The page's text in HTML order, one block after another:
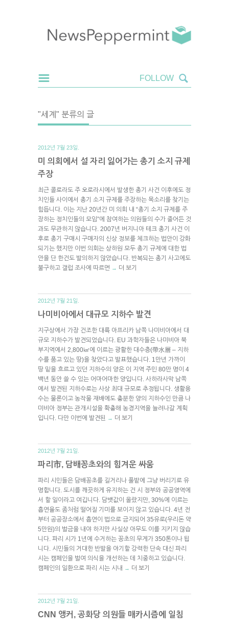
"세계" 분류의 글
2012년 7월 23일.
미 의회에서 설 자리 잃어가는 총기 소지 규제
주장
최근 콜로라도 주 오로라시에서 발생한 총기 사건 이후에도 정
치인들 사이에서 총기 소지 규제를 주장하는 목소리를 찾기는
힘듭니다. 이는 지난 20년간 미 의회 내 “총기 소지 규제를 주
장하는 정치인들의 모임”에 참여하는 의원들의 수가 줄어든 것
과도 무관하지 않습니다. 2007년 버지니아 테크 총기 사건 이
후로 총기 구매시 구매자의 신상 정보를 체크하는 법안이 강화
되기는 했지만 이번 의회는 상하원 모두 총기 규제에 대한 법
안을 단 한건도 발의하지 않았습니다. 반복되는 총기 사고에도
불구하고 갤럽 조사에 따르면 → 더 보기
2012년 7월 21일.
나미비아에서 대규모 지하수 발견
지구상에서 가장 건조한 대륙 아프리카 남쪽 나미비아에서 대
규모 지하수가 발견되었습니다. EU 과학자들은 나미비아 북
부지역에서 2,800㎢에 이르는 광활한 대수층(帶水層 – 지하
수를 품고 있는 땅)을 찾았다고 발표했습니다. 1만년 가까이
땅 밑을 흐르고 있던 지하수의 양은 이 지역 주민 80만 명이 4
백년 동안 쓸 수 있는 어마어마한 양입니다. 사하라사막 남쪽
에서 발견된 지하수로는 사상 최대 규모로 추정됩니다. 생활용
수는 물론이고 농작물 재배에도 충분한 양의 지하수인 만큼 나
미비아 정부는 관개시설을 확충해 농경지역을 늘려나갈 계획
입니다. 다만 이번에 발견된 → 더 보기
2012년 7월 21일.
파리市, 담배꽁초와의 힘겨운 싸움
파리 시민들은 담배꽁초를 길거리나 풀밭에 그냥 버리기로 유
명합니다. 도시를 깨끗하게 유지하는 건 시 정부와 공공영역에
서 할 일이라고 여깁니다. 담뱃값이 올랐지만, 30%에 이르는
흡연율도 좀처럼 떨어질 기미를 보이지 않고 있습니다. 4년 전
부터 공공장소에서 흡연이 법으로 금지되어 35유로(우리돈 약
5만원)의 벌금을 내야 하지만 사실상 아무도 이를 지키지 않습
니다. 파리 시가 1년에 수거하는 꽁초의 무게가 350톤이나 됩
니다. 시민들의 거대한 반발을 야기할 강력한 단속 대신 파리
시는 캠페인을 벌여 의식을 개선하는 데 치중하고 있습니다.
캠페인의 일환으로 파리 시는 시내 → 더 보기
2012년 7월 21일.
CNN 앵커, 공화당 의원들 매카시즘에 일침